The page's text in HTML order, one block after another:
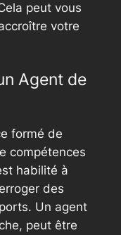
peut vous
votre
Agent de
formé de
compétences
habilité à
des
Un agent
peut être